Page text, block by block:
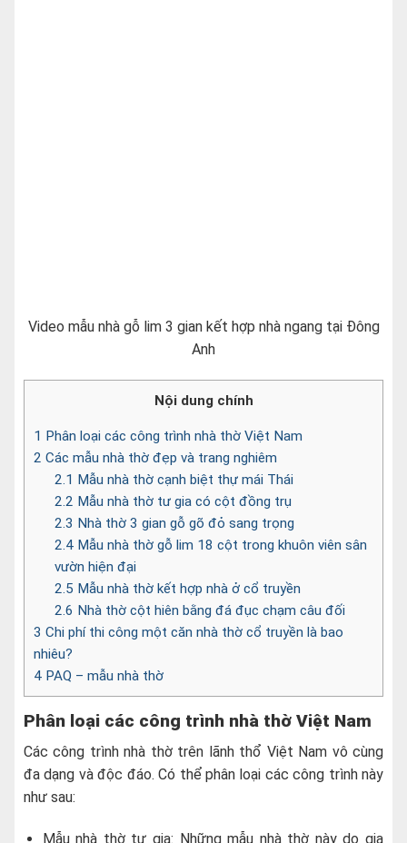
Video mẫu nhà gỗ lim 3 gian kết hợp nhà ngang tại Đông
Anh
Nội dung chính
1 Phân loại các công trình nhà thờ Việt Nam
2 Các mẫu nhà thờ đẹp và trang nghiêm
2.1 Mẫu nhà thờ cạnh biệt thự mái Thái
2.2 Mẫu nhà thờ tư gia có cột đồng trụ
2.3 Nhà thờ 3 gian gỗ gõ đỏ sang trọng
2.4Mẫu nhà thờ gỗ lim 18 cột trong khuôn viên sân
vườn hiện đại
2.5 Mẫu nhà thờ kết hợp nhà ở cổ truyền
2.6 Nhà thờ cột hiên bằng đá đục chạm câu đối
3 Chi phí thi công một căn nhà thờ cổ truyền là bao
nhiêu?
4 PAQ – mẫu nhà thờ
Phân loại các công trình nhà thờ Việt Nam
Các công trình nhà thờ trên lãnh thổ Việt Nam vô cùng
đa dạng và độc đáo. Có thể phân loại các công trình này
như sau:
Mẫu nhà thờ tư gia: Những mẫu nhà thờ này do gia